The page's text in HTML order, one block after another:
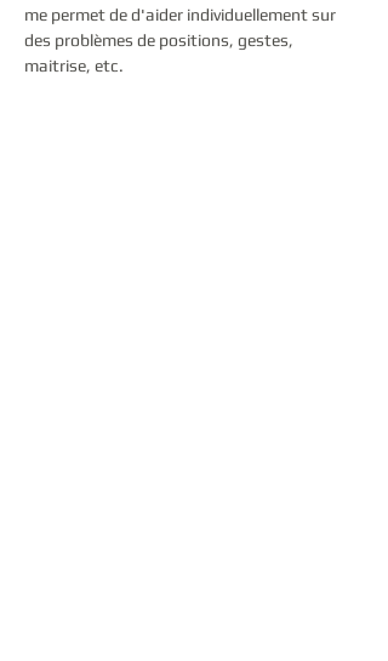
me permet de d'aider individuellement sur
des problèmes de positions, gestes,
maitrise, etc.